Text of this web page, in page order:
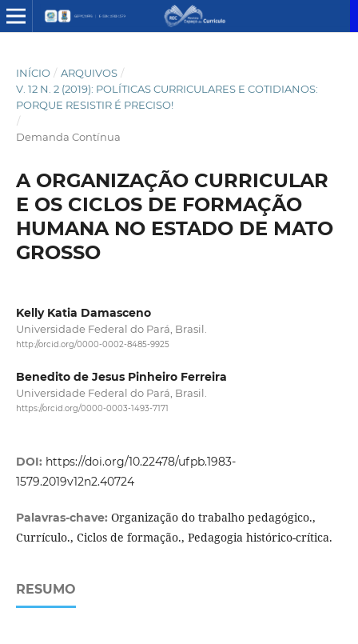
INÍCIO / ARQUIVOS /
V. 12 N. 2 (2019): POLÍTICAS CURRICULARES E COTIDIANOS:
PORQUE RESISTIR É PRECISO!
/
Demanda Contínua
A ORGANIZAÇÃO CURRICULAR
E OS CICLOS DE FORMAÇÃO
HUMANA NO ESTADO DE MATO
GROSSO
Kelly Katia Damasceno
Universidade Federal do Pará, Brasil.
http://orcid.org/0000-0002-8485-9925
Benedito de Jesus Pinheiro Ferreira
Universidade Federal do Pará, Brasil.
https://orcid.org/0000-0003-1493-7171
DOI: https://doi.org/10.22478/ufpb.1983-
1579.2019v12n2.40724
Palavras-chave: Organização do trabalho pedagógico.,
Currículo., Ciclos de formação., Pedagogia histórico-crítica.
RESUMO